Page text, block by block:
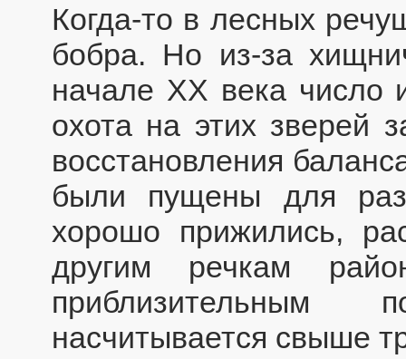
Когда-то в лесных
бобра. Но из-за
начале XX века число
охота на этих зверей
восстановления
были пущены для
хорошо прижились,
другим речкам
приблизительным
насчитывается свыше